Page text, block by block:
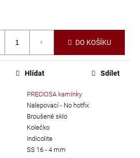
DO KOŠÍKU
PRECIOSA kamínky
Nalepovací - No hotfix
Broušené sklo
Kolečko
Indicolite
SS 16 - 4 mm
Hlídat Sdílet